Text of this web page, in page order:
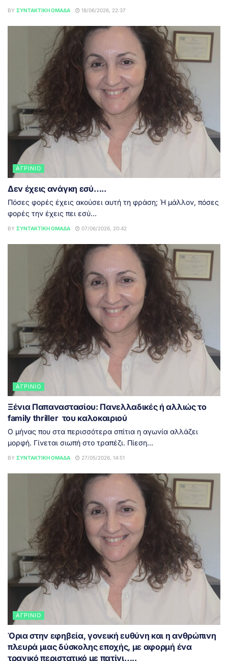
BY ΣΥΝΤΑΚΤΙΚΉ ΟΜΆΔΑ 18/06/2026, 22:37
ΑΓΡΊΝΙΟ
Δεν έχεις ανάγκη εσύ…..
Πόσες φορές έχεις ακούσει αυτή τη φράση; Ή μάλλον, πόσες
φορές την έχεις πει εσύ...
BY ΣΥΝΤΑΚΤΙΚΉ ΟΜΆΔΑ 07/06/2026, 20:42
ΑΓΡΊΝΙΟ
Ξένια Παπαναστασίου: Πανελλαδικές ή αλλιώς το
family thriller του καλοκαιριού
Ο μήνας που στα περισσότερα σπίτια η αγωνία αλλάζει
μορφή. Γίνεται σιωπή στο τραπέζι. Πίεση...
BY ΣΥΝΤΑΚΤΙΚΉ ΟΜΆΔΑ 27/05/2026, 14:51
ΑΓΡΊΝΙΟ
Όρια στην εφηβεία, γονεική ευθύνη και η ανθρώπινη
πλευρά μιας δύσκολης εποχής, με αφορμή ένα
τραγικό περιστατικό με πατίνι…..